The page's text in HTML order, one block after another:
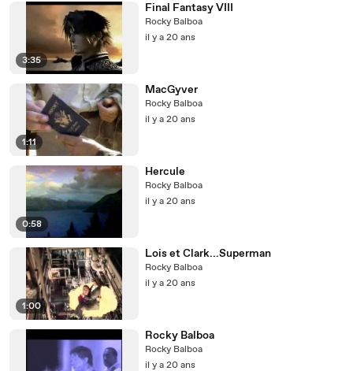
3:35
Final Fantasy VIII
Rocky Balboa
il y a 20 ans
1:11
MacGyver
Rocky Balboa
il y a 20 ans
0:58
Hercule
Rocky Balboa
il y a 20 ans
1:00
Lois et Clark...Superman
Rocky Balboa
il y a 20 ans
Rocky Balboa
Rocky Balboa
il y a 20 ans